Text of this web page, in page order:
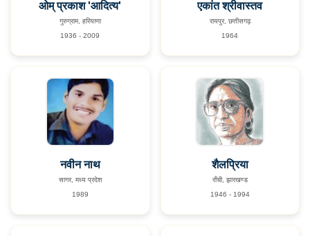
ओम् प्रकाश 'आदित्य'
गुरुग्राम, हरियाणा
1936 - 2009
एकांत श्रीवास्तव
रायपुर, छत्तीसगढ़
1964
नवीन नाथ
सागर, मध्य प्रदेश
1989
शैलप्रिया
राँची, झारखण्ड
1946 - 1994